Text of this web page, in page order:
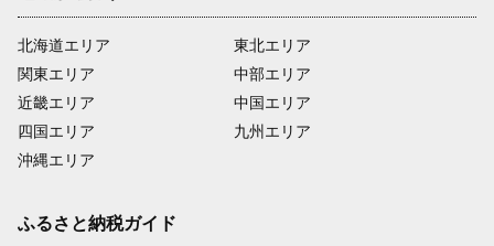
北海道エリア
関東エリア
近畿エリア
四国エリア
沖縄エリア
東北エリア
中部エリア
中国エリア
九州エリア
ふるさと納税ガイド